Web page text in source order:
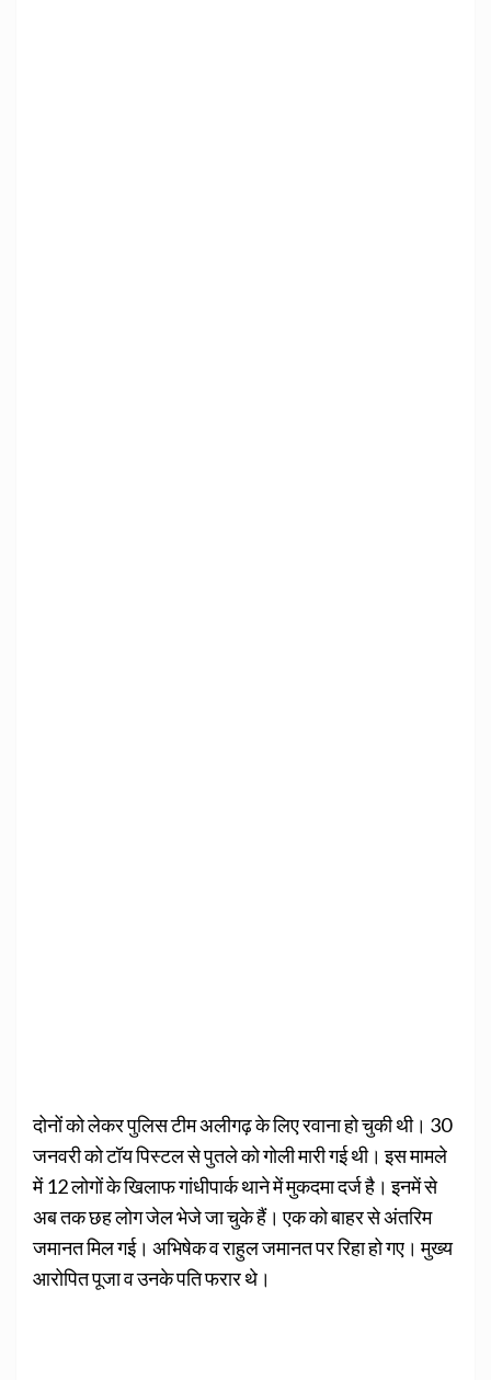
दोनों को लेकर पुलिस टीम अलीगढ़ के लिए रवाना हो चुकी थी। 30
जनवरी को टॉय पिस्टल से पुतले को गोली मारी गई थी। इस मामले
में 12 लोगों के खिलाफ गांधीपार्क थाने में मुकदमा दर्ज है। इनमें से
अब तक छह लोग जेल भेजे जा चुके हैं। एक को बाहर से अंतरिम
जमानत मिल गई। अभिषेक व राहुल जमानत पर रिहा हो गए। मुख्य
आरोपित पूजा व उनके पति फरार थे।